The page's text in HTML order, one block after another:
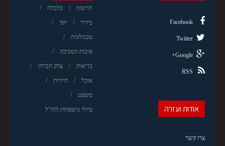
חדשות כלכלה
בידור יופי
טכנולוגיה
איכות הסביבה
בריאות צדק חברתי
אוכל תיירות
משפט
טיולי משפחות לחו"ל
Facebook
Twitter
Google+
RSS
אודות ועזרה
צרו קשר